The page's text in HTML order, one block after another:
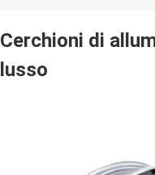
Cerchioni di
lusso